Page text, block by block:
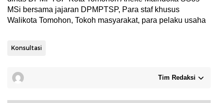
MSi bersama jajaran DPMPTSP, Para staf khusus
Walikota Tomohon, Tokoh masyarakat, para pelaku usaha
Konsultasi
Tim Redaksi